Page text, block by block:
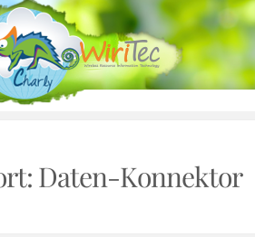
Daten-Konnektor